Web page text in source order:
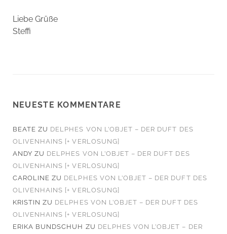
Liebe Grüße
Steffi
NEUESTE KOMMENTARE
BEATE ZU DELPHES VON L’OBJET – DER DUFT DES
OLIVENHAINS [+ VERLOSUNG]
ANDY ZU DELPHES VON L’OBJET – DER DUFT DES
OLIVENHAINS [+ VERLOSUNG]
CAROLINE ZU DELPHES VON L’OBJET – DER DUFT DES
OLIVENHAINS [+ VERLOSUNG]
KRISTIN ZU DELPHES VON L’OBJET – DER DUFT DES
OLIVENHAINS [+ VERLOSUNG]
ERIKA BUNDSCHUH ZU DELPHES VON L’OBJET – DER